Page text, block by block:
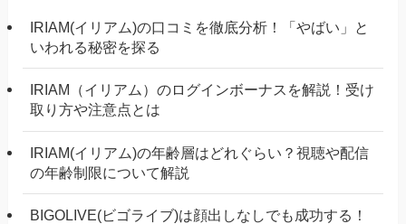
IRIAM(イリアム)の口コミを徹底分析！「やばい」と
いわれる秘密を探る
IRIAM（イリアム）のログインボーナスを解説！受け
取り方や注意点とは
IRIAM(イリアム)の年齢層はどれぐらい？視聴や配信
の年齢制限について解説
BIGOLIVE(ビゴライブ)は顔出しなしでも成功する！